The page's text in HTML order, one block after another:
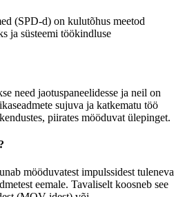
(SPD-d) on kulutõhus meetod
ja süsteemi töökindluse
need jaotuspaneelidesse ja neil on
sujuva ja katkematu töö
piirates mööduvat ülepinget.
mööduvatest impulssidest tuleneva
eemale. Tavaliselt koosneb see